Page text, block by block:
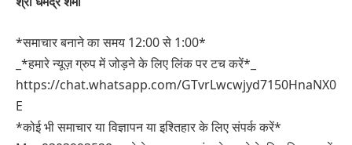
*समाचार बनाने का समय 12:00 से 1:00*
_*हमारे न्यूज़ ग्रुप में जोड़ने के लिए लिंक पर टच करें*_
https://chat.whatsapp.com/GTvrLwcwjyd7150HnaNX0
E
*कोई भी समाचार या विज्ञापन या इश्तिहार के लिए संपर्क करें*